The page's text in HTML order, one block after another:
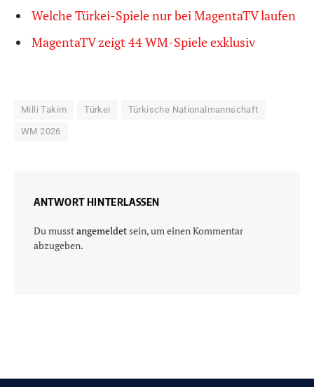
Welche Türkei-Spiele nur bei MagentaTV laufen
MagentaTV zeigt 44 WM-Spiele exklusiv
Milli Takim Türkei Türkische Nationalmannschaft
WM 2026
ANTWORT HINTERLASSEN
Du musstangemeldetsein, um einen Kommentar
abzugeben.